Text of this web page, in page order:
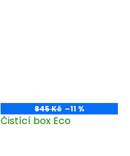
845 Kč –11 %
Čistící box Eco